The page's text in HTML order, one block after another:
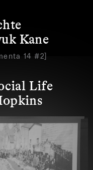
Kane
14 #2]
Life